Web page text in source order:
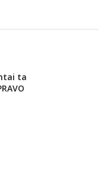
ta